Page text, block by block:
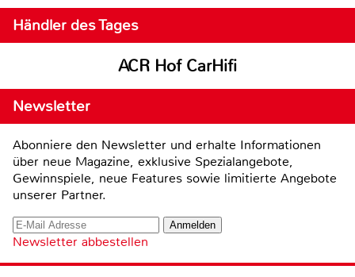
Händler des Tages
ACR Hof CarHifi
Newsletter
Abonniere den Newsletter und erhalte Informationen
über neue Magazine, exklusive Spezialangebote,
Gewinnspiele, neue Features sowie limitierte Angebote
unserer Partner.
Newsletter abbestellen